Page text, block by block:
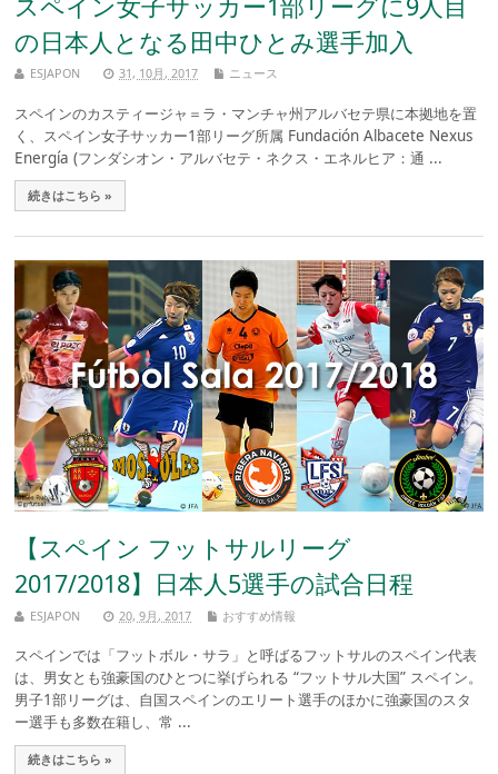
の日本人となる田中ひとみ選手加入
ESJAPON 31, 10月, 2017 ニュース
スペインのカスティージャ＝ラ・マンチャ州アルバセテ県に本拠地を置
く、スペイン女子サッカー1部リーグ所属 Fundación Albacete Nexus
Energía (フンダシオン・アルバセテ・ネクス・エネルヒア：通 ...
続きはこちら »
【スペイン フットサルリーグ
2017/2018】日本人5選手の試合日程
ESJAPON 20, 9月, 2017 おすすめ情報
スペインでは「フットボル・サラ」と呼ばるフットサルのスペイン代表
は、男女とも強豪国のひとつに挙げられる “フットサル大国” スペイン。
男子1部リーグは、自国スペインのエリート選手のほかに強豪国のスタ
ー選手も多数在籍し、常 ...
続きはこちら »